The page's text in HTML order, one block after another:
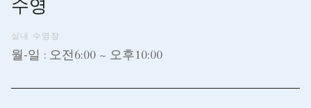
수영
실내 수영장
월-일 : 오전6:00 ~ 오후10:00